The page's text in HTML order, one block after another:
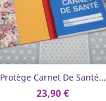
Protège Carnet De Santé...
23,90 €